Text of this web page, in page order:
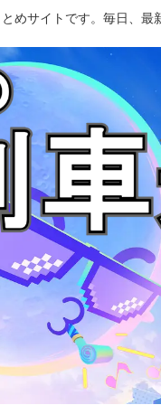
めサイトです。毎日、最